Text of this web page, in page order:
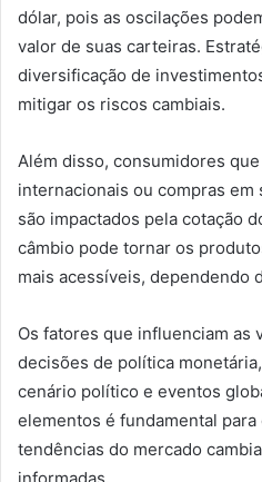
dólar, pois as oscilações
valor de suas carteiras.
diversificação de
mitigar os riscos cambiais.
Além disso, consumidores
internacionais ou compras
são impactados pela cotação
câmbio pode tornar os
mais acessíveis, dependendo
Os fatores que influenciam as
decisões de política
cenário político e eventos
elementos é fundamental
tendências do mercado
informadas.